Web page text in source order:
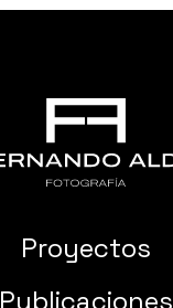
Proyectos
Publicaciones